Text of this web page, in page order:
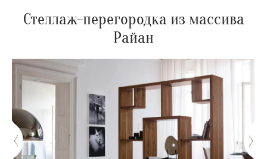
Стеллаж-перегородка из массива
Райан